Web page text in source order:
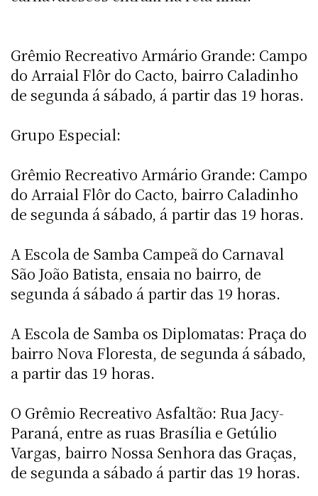
Grêmio Recreativo Armário Grande: Campo
do Arraial Flôr do Cacto, bairro Caladinho
de segunda á sábado, á partir das 19 horas.
Grupo Especial:
Grêmio Recreativo Armário Grande: Campo
do Arraial Flôr do Cacto, bairro Caladinho
de segunda á sábado, á partir das 19 horas.
A Escola de Samba Campeã do Carnaval
São João Batista, ensaia no bairro, de
segunda á sábado á partir das 19 horas.
A Escola de Samba os Diplomatas: Praça do
bairro Nova Floresta, de segunda á sábado,
a partir das 19 horas.
O Grêmio Recreativo Asfaltão: Rua Jacy-
Paraná, entre as ruas Brasília e Getúlio
Vargas, bairro Nossa Senhora das Graças,
de segunda a sábado á partir das 19 horas.